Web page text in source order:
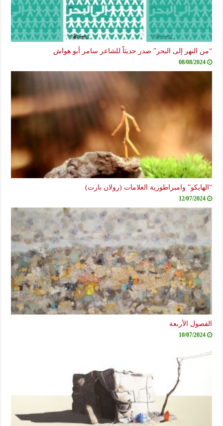
“من النهر إلى البحر” صدر حديثاً للشاعر سامر أبو هواش
08/08/2024
“الهايكو” وامبراطورية العلامات (رولان بارت)
12/07/2024
الفصول الأربعة
10/07/2024